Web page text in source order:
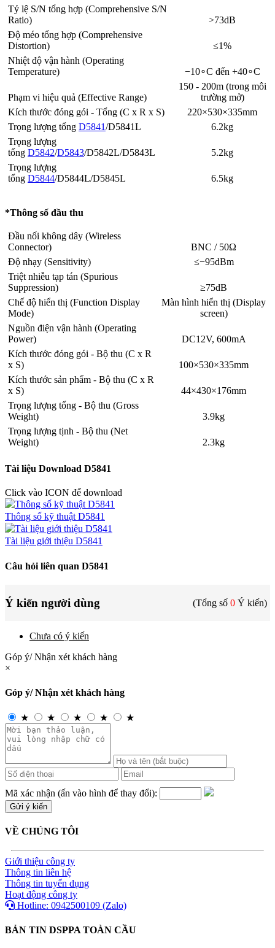
Tỷ lệ S/N tổng hợp (Comprehensive S/N
Ratio)
>73dB
Độ méo tổng hợp (Comprehensive
Distortion)
≤1%
Nhiệt độ vận hành (Operating
Temperature)
−10∘C đến +40∘C
Phạm vi hiệu quả (Effective Range)
150 - 200m (trong môi
trường mở)
Kích thước đóng gói - Tổng (C x R x S)
220×530×335mm
Trọng lượng tổng D5841/D5841L
6.2kg
Trọng lượng
tổng D5842/D5843/D5842L/D5843L
5.2kg
Trọng lượng
tổng D5844/D5844L/D5845L 6.5kg
*Thông số đầu thu
Đầu nối không dây (Wireless
Connector)
BNC / 50Ω
Độ nhạy (Sensitivity)
≤−95dBm
Triệt nhiễu tạp tán (Spurious
Suppression)
≥75dB
Chế độ hiển thị (Function Display
Mode)
Màn hình hiển thị (Display
screen)
Nguồn điện vận hành (Operating
Power)
DC12V, 600mA
Kích thước đóng gói - Bộ thu (C x R
x S)
100×530×335mm
Kích thước sản phẩm - Bộ thu (C x R
x S)
44×430×176mm
Trọng lượng tổng - Bộ thu (Gross
Weight)
3.9kg
Trọng lượng tịnh - Bộ thu (Net
Weight)
2.3kg
Tài liệu Download D5841
Click vào ICON để download
Thông số kỹ thuật D5841
Tài liệu giới thiệu D5841
Câu hỏi liên quan D5841
Ý kiến người dùng (Tổng số 0 Ý kiến)
Chưa có ý kiến
Góp ý/ Nhận xét khách hàng
×
Góp ý/ Nhận xét khách hàng
★ ★ ★ ★ ★
Mã xác nhận (ấn vào hình để thay đổi):
VỀ CHÚNG TÔI
Giới thiệu công ty
Thông tin liên hệ
Thông tin tuyển dụng
Hoạt động công ty
Hotline: 0942500109 (Zalo)
BẢN TIN DSPPA TOÀN CẦU